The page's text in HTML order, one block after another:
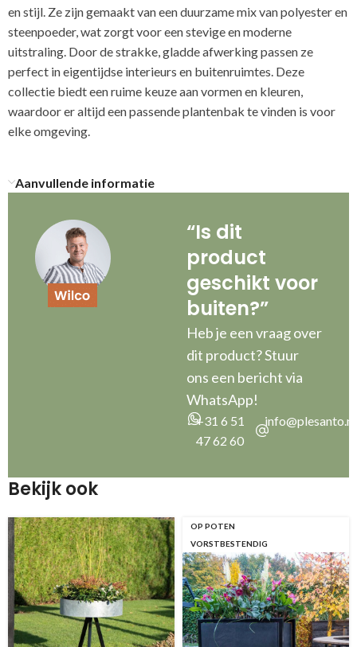
en stijl. Ze zijn gemaakt van een duurzame mix van polyester en
steenpoeder, wat zorgt voor een stevige en moderne
uitstraling. Door de strakke, gladde afwerking passen ze
perfect in eigentijdse interieurs en buitenruimtes. Deze
collectie biedt een ruime keuze aan vormen en kleuren,
waardoor er altijd een passende plantenbak te vinden is voor
elke omgeving.
Aanvullende informatie
“Is dit
product
geschikt voor
buiten?”
Heb je een vraag over
dit product? Stuur
ons een bericht via
WhatsApp!
+31 6 51
47 62 60
info@plesanto.nl
Bekijk ook
OP POTEN
VORSTBESTENDIG